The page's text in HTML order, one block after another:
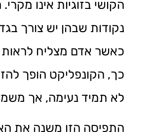
הקושי בזוגיות אינו
נקודות שבהן יש צורך
כאשר אדם מצליח
כך, הקונפליקט הופך
לא תמיד נעימה, אך
התפיסה הזו משנה את